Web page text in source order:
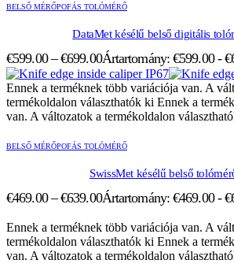
BELSŐ MÉRŐPOFÁS TOLÓMÉRŐ
DataMet késélű belső digitális
€599.00 – €699.00Ártartomány: €599.00 -
Ennek a terméknek több variációja van. A
termékoldalon választhatók ki Ennek a
van. A változatok a termékoldalon
BELSŐ MÉRŐPOFÁS TOLÓMÉRŐ
SwissMet késélű belső
€469.00 – €639.00Ártartomány: €469.00 -
Ennek a terméknek több variációja van. A
termékoldalon választhatók ki Ennek a
van. A változatok a termékoldalon